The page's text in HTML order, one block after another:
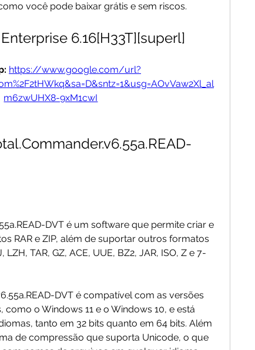
você pode baixar grátis e sem riscos.
6.16[H33T][superl]
https://www.google.com/url?
m6zwUHX8-9xM1cwI
DVT é um software que permite criar e
RAR e ZIP, além de suportar outros formatos
TAR, GZ, ACE, UUE, BZ2, JAR, ISO, Z e 7-
DVT é compatível com as versões
como o Windows 11 e o Windows 10, e está
tanto em 32 bits quanto em 64 bits. Além
de compressão que suporta Unicode, o que